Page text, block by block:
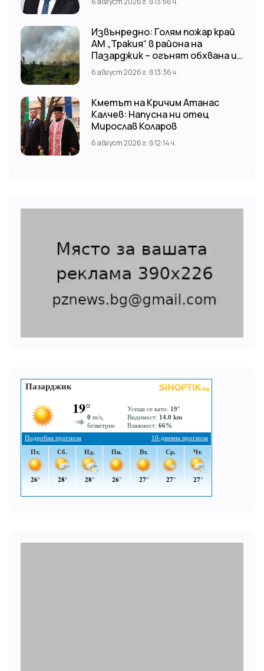
Извънредно: Голям пожар край
АМ „Тракия“ в района на
Пазарджик – огънят обхвана и
лозови масиви
6 август 2026 г. в 13:36 ч.
Кметът на Кричим Атанас
Калчев: Напусна ни отец
Мирослав Коларов
6 август 2026 г. в 12:14 ч.